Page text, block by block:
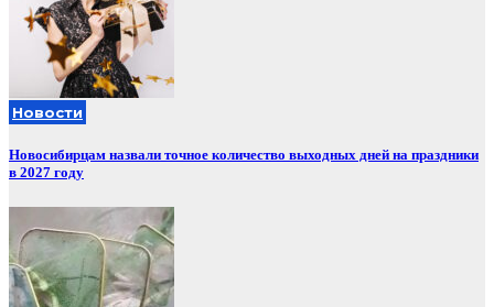
Новости
Новосибирцам назвали точное количество выходных дней на праздники
в 2027 году